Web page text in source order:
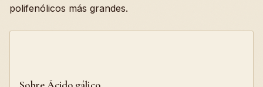
polifenólicos más grandes.